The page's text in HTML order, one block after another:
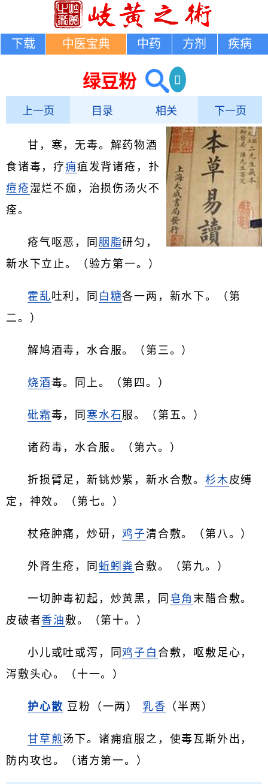
下载 中医宝典 中药 方剂 疾病
绿豆粉
上一页 目录 相关 下一页
甘，寒，无毒。解药物酒
食诸毒，疗痈疽发背诸疮，扑
痘疮湿烂不痂，治损伤汤火不
痊。
疮气呕恶，同 胭脂研匀，
新水下立止。（验方第一。）
霍乱吐利，同 白糖各一两，新水下。（第
二。）
解鸠酒毒，水合服。（第三。）
烧酒毒。同上。（第四。）
砒霜毒，同寒水石 服。（第五。）
诸药毒，水合服。（第六。）
折损臂足，新铫炒紫，新水合敷。 杉木皮缚
定，神效。（第七。）
杖疮肿痛，炒研，鸡子清合敷。（第八。）
外肾生疮，同 蚯蚓粪 合敷。（第九。）
一切肿毒初起，炒黄黑，同 皂角末醋合敷。
皮破者香油敷。（第十。）
小儿或吐或泻，同鸡子白 合敷，呕敷足心，
泻敷头心。（十一。）
护心散 豆粉（一两） 乳香 （半两）
甘草煎汤下。诸痈疽服之，使毒瓦斯外出，
防内攻也。（诸方第一。）